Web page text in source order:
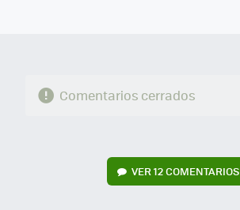
Comentarios cerrados
VER12 COMENTARIOS